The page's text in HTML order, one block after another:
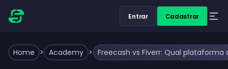
Entrar Cadastrar
Home > Academy > Freecash vs Fiverr: Qual